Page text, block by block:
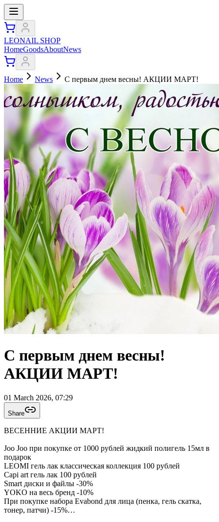
LEONAIL SHOP
HomeGoodsAboutNews
Home News С первым днем весны! АКЦИИ МАРТ!
С первым днем весны!
АКЦИИ МАРТ!
01 March 2026, 07:29
Share
ВЕСЕННИЕ АКЦИИ МАРТ!
Joo Joo при покупке от 1000 рублей жидкий полигель 15мл в
подарок
LEOMI гель лак классическая коллекция 100 рублей
Capi art гель лак 100 рублей
Smart диски и файлы -30%
YOKO на весь бренд -10%
При покупке набора Evabond для лица (пенка, гель скатка,
тонер, патчи) -15%